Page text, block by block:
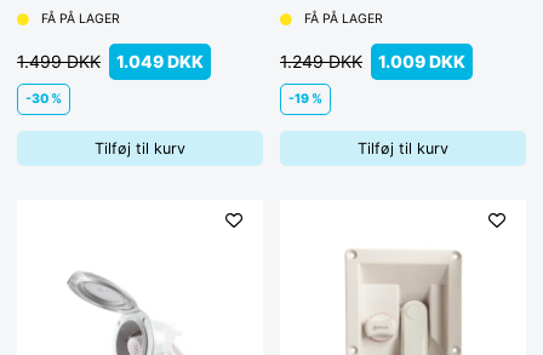
FÅ PÅ LAGER
1.049 DKK
1.499 DKK
-30 %
Tilføj til kurv
FÅ PÅ LAGER
1.009 DKK
1.249 DKK
-19 %
Tilføj til kurv